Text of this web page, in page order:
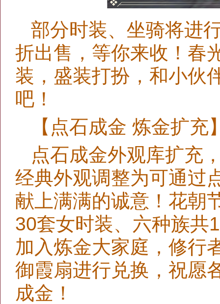
部分时装、坐骑将进
折出售，等你来收！春
装，盛装打扮，和小伙
吧！
【点石成金 炼金扩充
点石成金外观库扩充
经典外观调整为可通过
献上满满的诚意！花朝
30套女时装、六种族共
加入炼金大家庭，修行
御霞扇进行兑换，祝愿
成金！